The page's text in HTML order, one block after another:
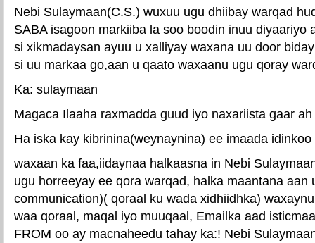
Nebi Sulaymaan(C.S.) wuxuu ugu dhiibay warqad
SABA isagoon markiiba la soo boodin inuu diyaariyo
si xikmadaysan ayuu u xalliyay waxana uu door
si uu markaa go,aan u qaato waxaanu ugu qoray
Ka: sulaymaan
Magaca Ilaaha raxmadda guud iyo naxariista gaar
Ha iska kay kibrinina(weynaynina) ee imaada
waxaan ka faa,iidaynaa halkaasna in Nebi
ugu horreeyay ee qora warqad, halka maantana aan
communication)( qoraal ku wada xidhiidhka)
waa qoraal, maqal iyo muuqaal, Emailka aad
FROM oo ay macnaheedu tahay ka:! Nebi